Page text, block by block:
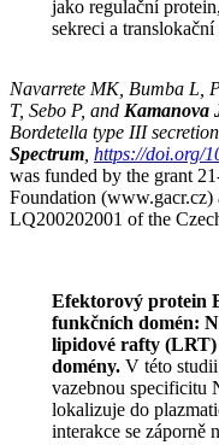
jako regulační
sekreci a
Navarrete MK, Bumba L,
T, Sebo P, and Kamanova
Bordetella type III
Spectrum https://doi.org/
was funded by the grant
Foundation
LQ200202001 of the
Efektorový protein
funkčních domén:
lipidové rafty
domény.V této studii
vazebnou specificitu
lokalizuje do
interakce se záporně